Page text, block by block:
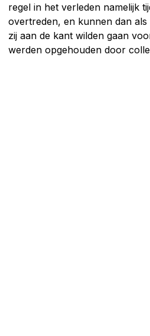
regel in het verleden namelijk
overtreden, en kunnen dan
zij aan de kant wilden gaan
werden opgehouden door